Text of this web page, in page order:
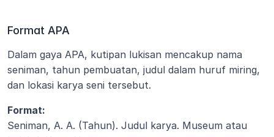
Format APA
Dalam gaya APA, kutipan lukisan mencakup nama
seniman, tahun pembuatan, judul dalam huruf miring,
dan lokasi karya seni tersebut.
Format:
Seniman, A. A. (Tahun). Judul karya. Museum atau